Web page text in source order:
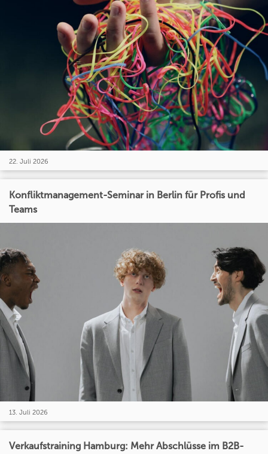
22. Juli 2026
Konfliktmanagement-Seminar in Berlin für Profis und
Teams
13. Juli 2026
Verkaufstraining Hamburg: Mehr Abschlüsse im B2B-